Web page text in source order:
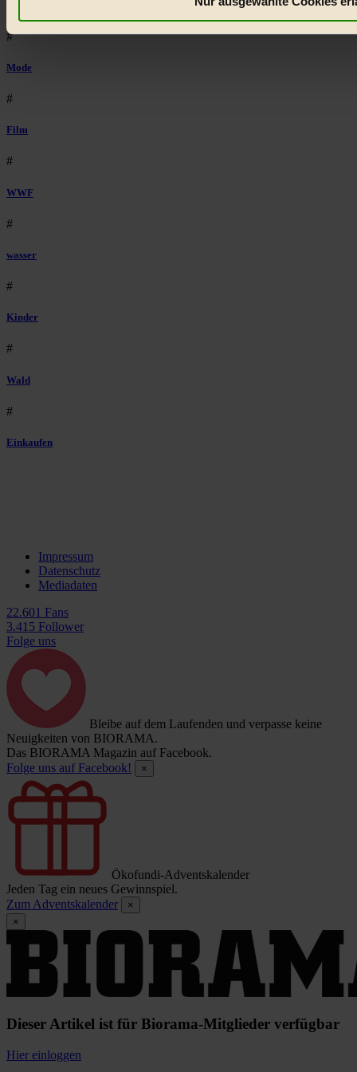
#
Mode
#
Film
#
WWF
#
wasser
#
Kinder
#
Wald
#
Einkaufen
Impressum
Datenschutz
Mediadaten
22.601 Fans
3.415 Follower
Folge uns
Bleibe auf dem Laufenden und verpasse keine
Neuigkeiten von BIORAMA.
Das BIORAMA Magazin auf Facebook.
Folge uns auf Facebook!
×
Ökofundi-Adventskalender
Jeden Tag ein neues Gewinnspiel.
Zum Adventskalender
×
×
Dieser Artikel ist für Biorama-Mitglieder verfügbar
Hier einloggen